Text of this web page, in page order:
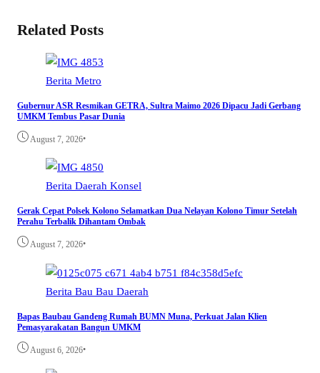
Related Posts
Berita Metro
Gubernur ASR Resmikan GETRA, Sultra Maimo 2026 Dipacu Jadi Gerbang
UMKM Tembus Pasar Dunia
August 7, 2026•
Berita Daerah Konsel
Gerak Cepat Polsek Kolono Selamatkan Dua Nelayan Kolono Timur Setelah
Perahu Terbalik Dihantam Ombak
August 7, 2026•
Berita Bau Bau Daerah
Bapas Baubau Gandeng Rumah BUMN Muna, Perkuat Jalan Klien
Pemasyarakatan Bangun UMKM
August 6, 2026•